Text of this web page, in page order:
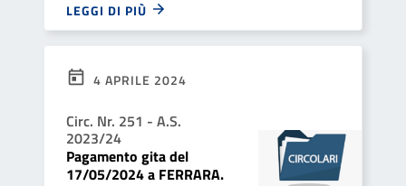
LEGGI DI PIÙ
4 APRILE 2024
Circ. Nr. 251 - A.S.
2023/24
Pagamento gita del
17/05/2024 a FERRARA.